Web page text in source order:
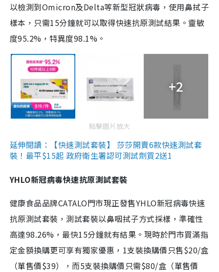
以檢測到Omicron及Delta等新型冠狀病毒，使用鼻拭子
樣本，只需15分鐘就可以取得快速抗原測試結果。靈敏
度95.2%，特異度98.1%。
+2
點擊圖片放大
延伸閱讀：【快速測試套裝】 莎莎開賣6款快速測試套
裝！最平$15起 政府衛生署認可測試劑買2送1
YHLO新冠病毒快速抗原測試套裝
健康食品品牌CATALO門市現正發售YHLO新冠病毒快速
抗原測試套裝，測試套裝以鼻咽拭子方式採樣，準確性
高達98.26%，最快15分鐘就有結果。現時於門市買滿指
定金額換購更可享有獨家優惠，1支裝換購價只售$20/盒
（單售價$39），而5支裝換購價只需$80/盒（單售價